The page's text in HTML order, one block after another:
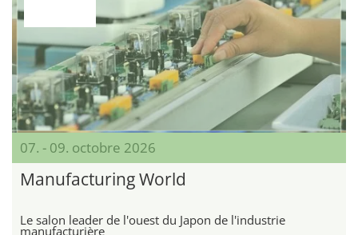
07. - 09. octobre 2026
Manufacturing World
Le salon leader de l'ouest du Japon de l'industrie
manufacturière